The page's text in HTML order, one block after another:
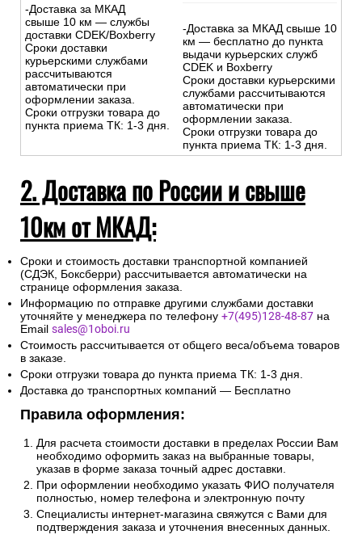
-Доставка за МКАД
свыше 10 км — службы
доставки CDEK/Boxberry
Сроки доставки
курьерскими службами
рассчитываются
автоматически при
оформлении заказа.
Сроки отгрузки товара до
пункта приема ТК: 1-3 дня.
-Доставка за МКАД свыше 10
км — бесплатно до пункта
выдачи курьерских служб
CDEK и Boxberry
Сроки доставки курьерскими
службами рассчитываются
автоматически при
оформлении заказа.
Сроки отгрузки товара до
пункта приема ТК: 1-3 дня.
2. Доставка по России и свыше
10км от МКАД:
Сроки и стоимость доставки транспортной компанией
(СДЭК, Боксберри) рассчитывается автоматически на
странице оформления заказа.
Информацию по отправке другими службами доставки
уточняйте у менеджера по телефону +7(495)128-48-87 на
Email sales@1oboi.ru
Стоимость рассчитывается от общего веса/объема товаров
в заказе.
Сроки отгрузки товара до пункта приема ТК: 1-3 дня.
Доставка до транспортных компаний — Бесплатно
Правила оформления:
Для расчета стоимости доставки в пределах России Вам
необходимо оформить заказ на выбранные товары,
указав в форме заказа точный адрес доставки.
При оформлении необходимо указать ФИО получателя
полностью, номер телефона и электронную почту
Специалисты интернет-магазина свяжутся с Вами для
подтверждения заказа и уточнения внесенных данных.